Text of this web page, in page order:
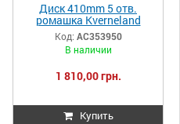
Диск 410mm 5 отв.
ромашка Kverneland
ACCORD AC353950
Код: AC353950
В наличии
1 810,00 грн.
Купить